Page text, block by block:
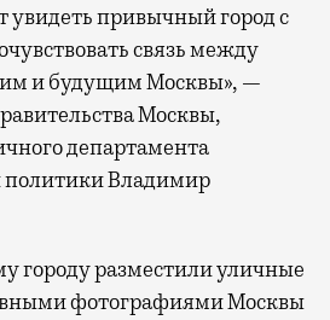
увидеть привычный город с
связь между
и будущим Москвы», —
Москвы,
департамента
политики Владимир
городу разместили уличные
фотографиями Москвы